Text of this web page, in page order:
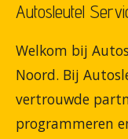
Autosleutel
Welkom bij
Noord. Bij
vertrouwde
programmeren